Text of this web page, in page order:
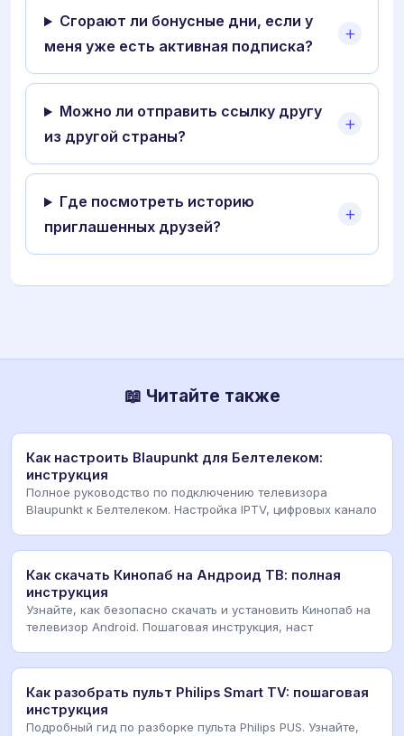
Сгорают ли бонусные дни, если у
меня уже есть активная подписка?
Можно ли отправить ссылку другу
из другой страны?
Где посмотреть историю
приглашенных друзей?
📖 Читайте также
Как настроить Blaupunkt для Белтелеком:
инструкция
Полное руководство по подключению телевизора
Blaupunkt к Белтелеком. Настройка IPTV, цифровых канало
Как скачать Кинопаб на Андроид ТВ: полная
инструкция
Узнайте, как безопасно скачать и установить Кинопаб на
телевизор Android. Пошаговая инструкция, наст
Как разобрать пульт Philips Smart TV: пошаговая
инструкция
Подробный гид по разборке пульта Philips PUS. Узнайте,